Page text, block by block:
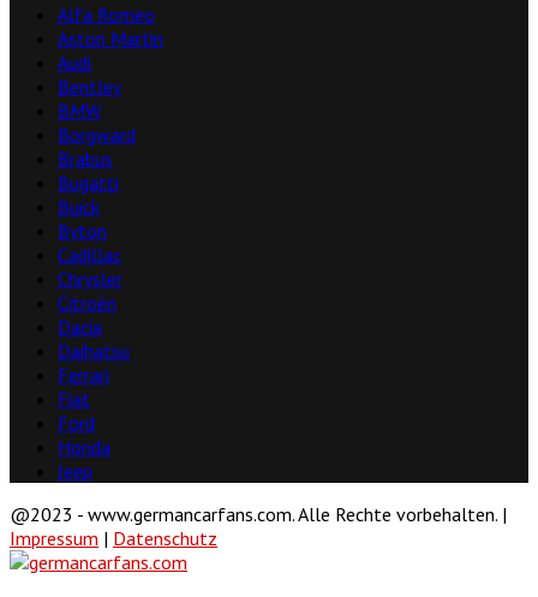
Alfa Romeo
Aston Martin
Audi
Bentley
BMW
Borgward
Brabus
Bugatti
Buick
Byton
Cadillac
Chrysler
Citroën
Dacia
Daihatsu
Ferrari
Fiat
Ford
Honda
Jeep
@2023 - www.germancarfans.com. Alle Rechte vorbehalten. |
Impressum | Datenschutz